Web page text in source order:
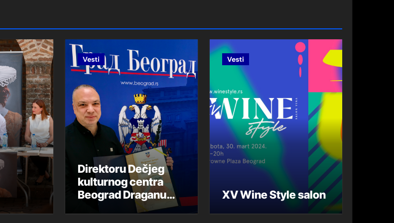
Vesti
Direktoru Dečjeg
kulturnog centra
Beograd Draganu
Mariću uručena
Vesti
XV Wine Style salon